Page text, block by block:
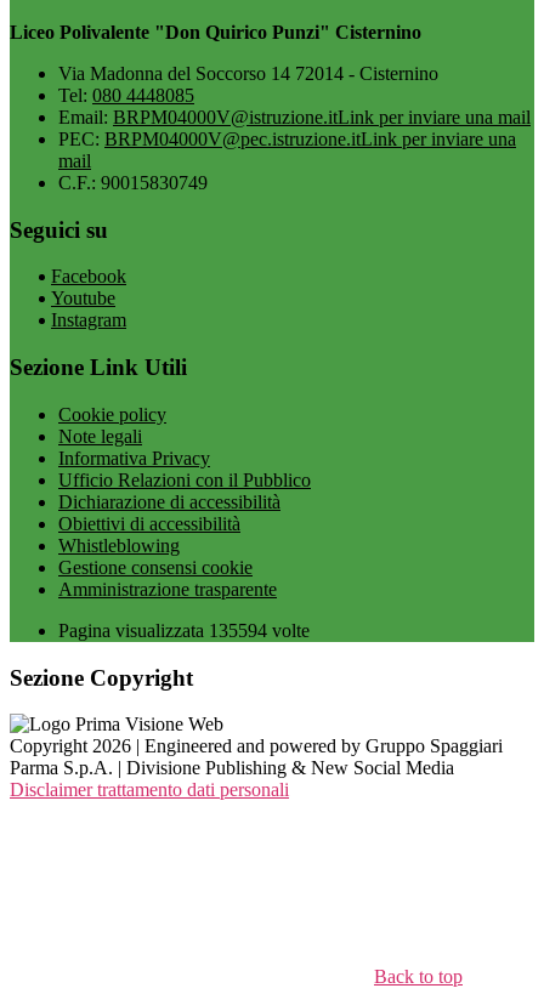
Liceo Polivalente "Don Quirico Punzi" Cisternino
Via Madonna del Soccorso 14 72014 - Cisternino
Tel: 080 4448085
Email: BRPM04000V@istruzione.itLink per inviare una mail
PEC: BRPM04000V@pec.istruzione.itLink per inviare una
mail
C.F.: 90015830749
Seguici su
Facebook
Youtube
Instagram
Sezione Link Utili
Cookie policy
Note legali
Informativa Privacy
Ufficio Relazioni con il Pubblico
Dichiarazione di accessibilità
Obiettivi di accessibilità
Whistleblowing
Gestione consensi cookie
Amministrazione trasparente
Pagina visualizzata 135594 volte
Sezione Copyright
Copyright 2026 | Engineered and powered by Gruppo Spaggiari
Parma S.p.A. | Divisione Publishing & New Social Media
Disclaimer trattamento dati personali
Back to top